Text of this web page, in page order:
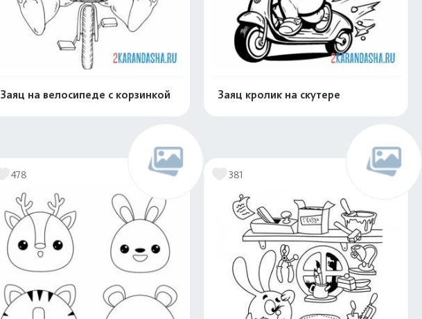
Заяц на велосипеде с корзинкой Заяц кролик на скутере
478 381